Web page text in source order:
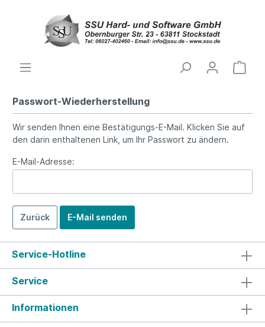
Passwort-Wiederherstellung
Wir senden Ihnen eine Bestätigungs-E-Mail. Klicken Sie auf
den darin enthaltenen Link, um Ihr Passwort zu ändern.
E-Mail-Adresse:
Zurück E-Mail senden
Service-Hotline
Service
Informationen